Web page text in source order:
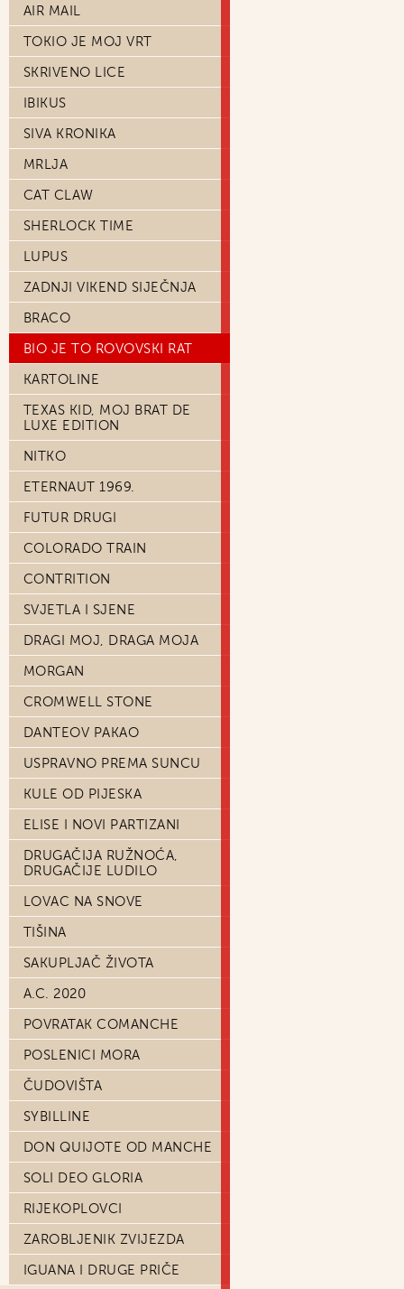
AIR MAIL
TOKIO JE MOJ VRT
SKRIVENO LICE
IBIKUS
SIVA KRONIKA
MRLJA
CAT CLAW
SHERLOCK TIME
LUPUS
ZADNJI VIKEND SIJEČNJA
BRACO
BIO JE TO ROVOVSKI RAT
KARTOLINE
TEXAS KID, MOJ BRAT DE
LUXE EDITION
NITKO
ETERNAUT 1969.
FUTUR DRUGI
COLORADO TRAIN
CONTRITION
SVJETLA I SJENE
DRAGI MOJ, DRAGA MOJA
MORGAN
CROMWELL STONE
DANTEOV PAKAO
USPRAVNO PREMA SUNCU
KULE OD PIJESKA
ELISE I NOVI PARTIZANI
DRUGAČIJA RUŽNOĆA,
DRUGAČIJE LUDILO
LOVAC NA SNOVE
TIŠINA
SAKUPLJAČ ŽIVOTA
A.C. 2020
POVRATAK COMANCHE
POSLENICI MORA
ČUDOVIŠTA
SYBILLINE
DON QUIJOTE OD MANCHE
SOLI DEO GLORIA
RIJEKOPLOVCI
ZAROBLJENIK ZVIJEZDA
IGUANA I DRUGE PRIČE